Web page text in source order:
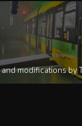
modifications by